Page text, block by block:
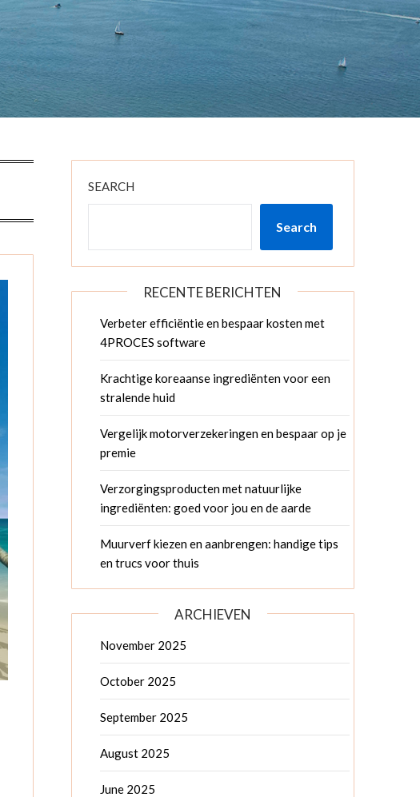
SEARCH
Search
RECENTE BERICHTEN
Verbeter efficiëntie en bespaar kosten met
4PROCES software
Krachtige koreaanse ingrediënten voor een
stralende huid
Vergelijk motorverzekeringen en bespaar op je
premie
Verzorgingsproducten met natuurlijke
ingrediënten: goed voor jou en de aarde
Muurverf kiezen en aanbrengen: handige tips
en trucs voor thuis
ARCHIEVEN
November 2025
October 2025
September 2025
August 2025
June 2025